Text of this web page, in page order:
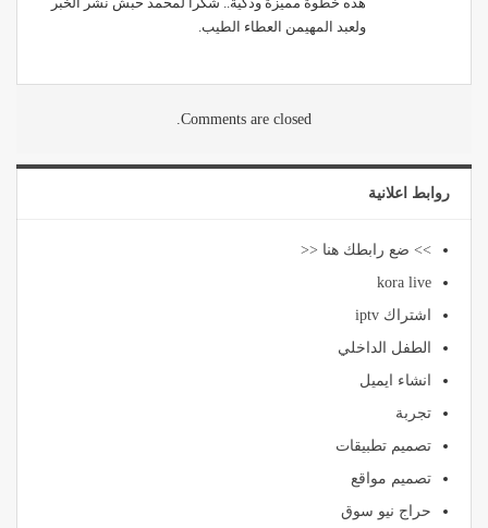
ولعبد المهيمن العطاء الطيب.
Comments are closed.
روابط اعلانية
>> ضع رابطك هنا <<
kora live
اشتراك iptv
الطفل الداخلي
انشاء ايميل
تجربة
تصميم تطبيقات
تصميم مواقع
حراج نيو سوق